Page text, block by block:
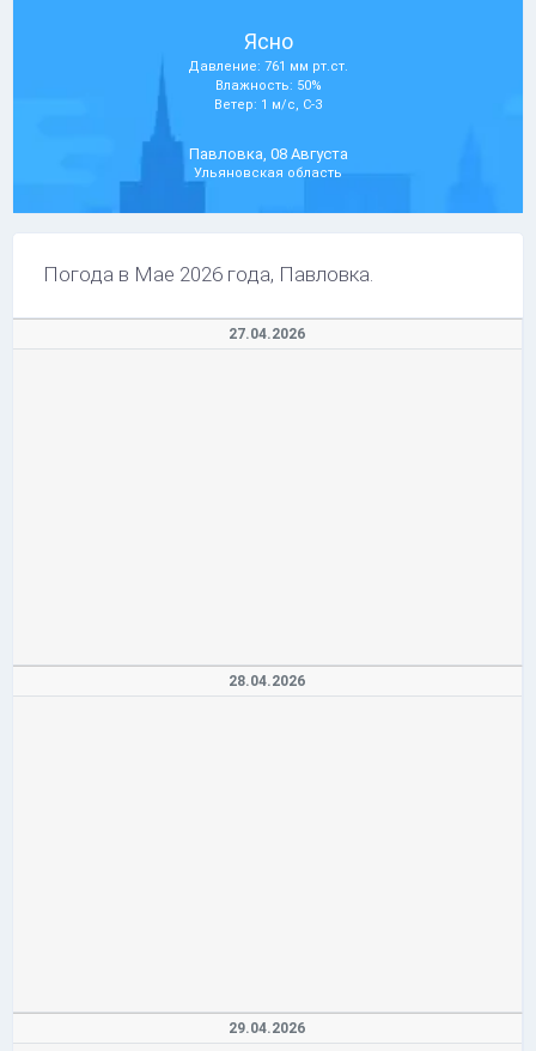
Ясно
Давление: 761 мм рт.ст.
Влажность: 50%
Ветер: 1 м/с, С-З
Павловка, 08 Августа
Ульяновская область
Погода в Мае 2026 года, Павловка.
27.04.2026
28.04.2026
29.04.2026